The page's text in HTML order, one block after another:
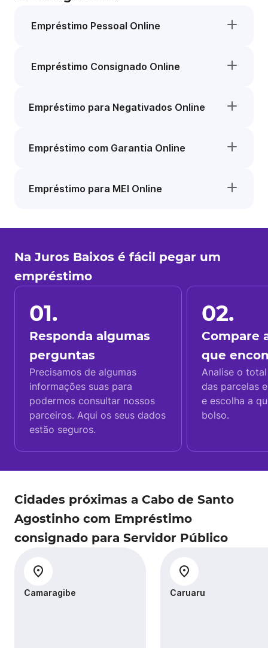
Empréstimo Pessoal Online
Empréstimo Consignado Online
Empréstimo para Negativados Online
Empréstimo com Garantia Online
Empréstimo para MEI Online
Na Juros Baixos é fácil pegar um
empréstimo
01.
Responda algumas
perguntas
Precisamos de algumas
informações suas para
podermos consultar nossos
parceiros. Aqui os seus dados
estão seguros.
02.
Compare
que
Analise o
das parcelas
e escolha a
bolso.
Cidades próximas a Cabo de Santo
Agostinho com Empréstimo
consignado para Servidor Público
Camaragibe Caruaru